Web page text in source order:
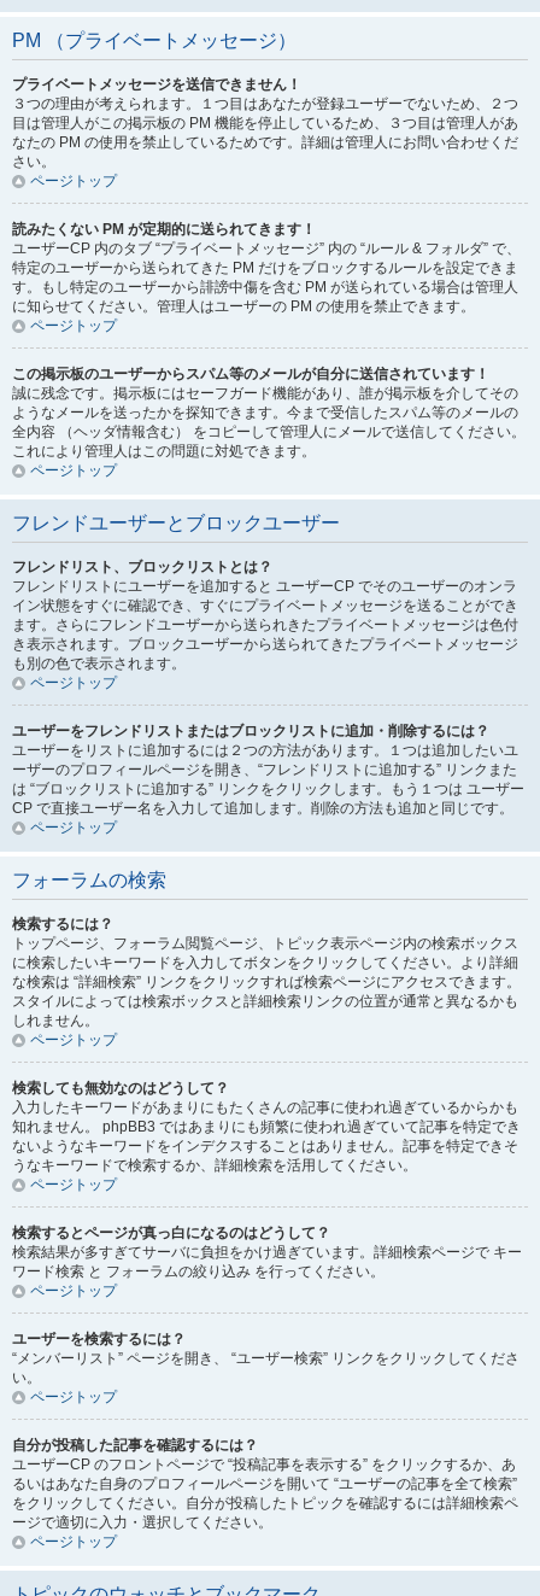
PM （プライベートメッセージ）
プライベートメッセージを送信できません！
３つの理由が考えられます。１つ目はあなたが登録ユーザーでないため、２つ
目は管理人がこの掲示板の PM 機能を停止しているため、３つ目は管理人があ
なたの PM の使用を禁止しているためです。詳細は管理人にお問い合わせくだ
さい。
ページトップ
読みたくない PM が定期的に送られてきます！
ユーザーCP 内のタブ “プライベートメッセージ” 内の “ルール & フォルダ” で、
特定のユーザーから送られてきた PM だけをブロックするルールを設定できま
す。もし特定のユーザーから誹謗中傷を含む PM が送られている場合は管理人
に知らせてください。管理人はユーザーの PM の使用を禁止できます。
ページトップ
この掲示板のユーザーからスパム等のメールが自分に送信されています！
誠に残念です。掲示板にはセーフガード機能があり、誰が掲示板を介してその
ようなメールを送ったかを探知できます。今まで受信したスパム等のメールの
全内容 （ヘッダ情報含む） をコピーして管理人にメールで送信してください。
これにより管理人はこの問題に対処できます。
ページトップ
フレンドユーザーとブロックユーザー
フレンドリスト、ブロックリストとは？
フレンドリストにユーザーを追加すると ユーザーCP でそのユーザーのオンラ
イン状態をすぐに確認でき、すぐにプライベートメッセージを送ることができ
ます。さらにフレンドユーザーから送られきたプライベートメッセージは色付
き表示されます。ブロックユーザーから送られてきたプライベートメッセージ
も別の色で表示されます。
ページトップ
ユーザーをフレンドリストまたはブロックリストに追加・削除するには？
ユーザーをリストに追加するには２つの方法があります。１つは追加したいユ
ーザーのプロフィールページを開き、“フレンドリストに追加する” リンクまた
は “ブロックリストに追加する” リンクをクリックします。もう１つは ユーザー
CP で直接ユーザー名を入力して追加します。削除の方法も追加と同じです。
ページトップ
フォーラムの検索
検索するには？
トップページ、フォーラム閲覧ページ、トピック表示ページ内の検索ボックス
に検索したいキーワードを入力してボタンをクリックしてください。より詳細
な検索は “詳細検索” リンクをクリックすれば検索ページにアクセスできます。
スタイルによっては検索ボックスと詳細検索リンクの位置が通常と異なるかも
しれません。
ページトップ
検索しても無効なのはどうして？
入力したキーワードがあまりにもたくさんの記事に使われ過ぎているからかも
知れません。 phpBB3 ではあまりにも頻繁に使われ過ぎていて記事を特定でき
ないようなキーワードをインデクスすることはありません。記事を特定できそ
うなキーワードで検索するか、詳細検索を活用してください。
ページトップ
検索するとページが真っ白になるのはどうして？
検索結果が多すぎてサーバに負担をかけ過ぎています。詳細検索ページで キー
ワード検索 と フォーラムの絞り込み を行ってください。
ページトップ
ユーザーを検索するには？
“メンバーリスト” ページを開き、 “ユーザー検索” リンクをクリックしてくださ
い。
ページトップ
自分が投稿した記事を確認するには？
ユーザーCP のフロントページで “投稿記事を表示する” をクリックするか、あ
るいはあなた自身のプロフィールページを開いて “ユーザーの記事を全て検索”
をクリックしてください。自分が投稿したトピックを確認するには詳細検索ペ
ージで適切に入力・選択してください。
ページトップ